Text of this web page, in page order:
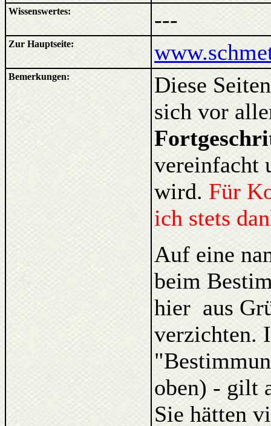
Wissenswertes: ---
Zur Hauptseite:
Bemerkungen:
Diese
sich vor
vereinfacht
wird. Für
ich stets
Auf eine
beim
hier aus
verzichten.
oben) - gilt
Sie hätten